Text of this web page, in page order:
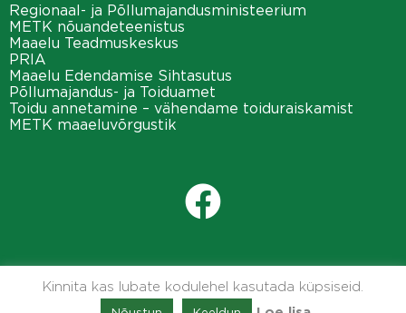
Regionaal- ja Põllumajandusministeerium
METK nõuandeteenistus
Maaelu Teadmuskeskus
PRIA
Maaelu Edendamise Sihtasutus
Põllumajandus- ja Toiduamet
Toidu annetamine – vähendame toiduraiskamist
METK maaeluvõrgustik
Kinnita kas lubate kodulehel kasutada küpsiseid.